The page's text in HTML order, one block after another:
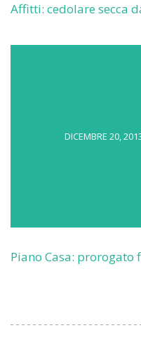
Affitti: cedolare secca
DICEMBRE 20,
Piano Casa: